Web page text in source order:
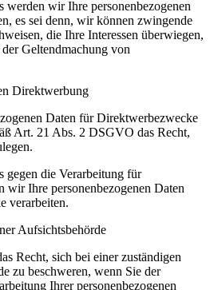
werden wir Ihre personenbezogenen
es sei denn, wir können zwingende
die Ihre Interessen überwiegen,
Geltendmachung von
Direktwerbung
Daten für Direktwerbezwecke
Art. 21 Abs. 2 DSGVO das Recht,
gegen die Verarbeitung für
Ihre personenbezogenen Daten
verarbeiten.
Aufsichtsbehörde
Recht, sich bei einer zuständigen
zu beschweren, wenn Sie der
Ihrer personenbezogenen